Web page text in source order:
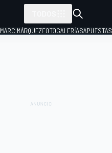
MARC MÁRQUEZFOTOGALERÍASAPUESTAS